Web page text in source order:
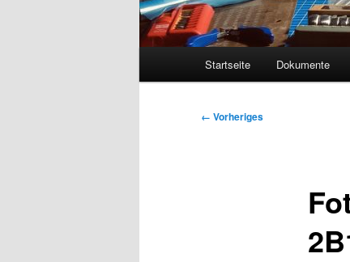
Startseite Dokumente
Bilder-
← Vorheriges